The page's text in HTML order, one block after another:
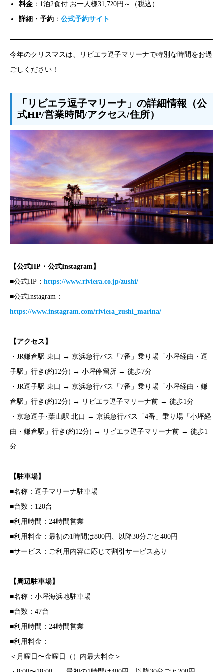
料金 ：1泊2食付 お一人様31,720円～（税込）
詳細・予約 ：公式予約サイト
今年のクリスマスは、リビエラ逗子マリーナで特別な時間をお過
ごしください！
「リビエラ逗子マリーナ」の詳細情報（公
式HP/営業時間/アクセス/住所）
【公式HP・公式Instagram】
■公式HP： https://www.riviera.co.jp/zushi/
■公式Instagram：
https://www.instagram.com/riviera_zushi_marina/
【アクセス】
・JR鎌倉駅 東口 → 京浜急行バス「7番」乗り場「小坪経由・逗
子駅」行き(約12分) → 小坪停留所 → 徒歩7分
・JR逗子駅 東口 → 京浜急行バス「7番」乗り場「小坪経由・鎌
倉駅」行き(約12分) → リビエラ逗子マリーナ前 → 徒歩1分
・京急逗子･葉山駅 北口 → 京浜急行バス「4番」乗り場「小坪経
由・鎌倉駅」行き(約12分) → リビエラ逗子マリーナ前 → 徒歩1
分
【駐車場】
■名称：逗子マリーナ駐車場
■台数：120台
■利用時間：24時間営業
■利用料金：最初の1時間は800円、以降30分ごと400円
■サービス：ご利用内容に応じて割引サービスあり
【周辺駐車場】
■名称：小坪海浜地駐車場
■台数：47台
■利用時間：24時間営業
■利用料金：
＜月曜日〜金曜日（）内最大料金＞